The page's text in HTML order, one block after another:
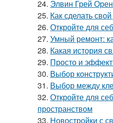
24. Элвин Грей
25. Как сделать
26. Откройте для
27. Умный ремонт:
28. Какая история
29. Просто и
30. Выбор
31. Выбор между
32. Откройте для
пространством
33. Новостройки с